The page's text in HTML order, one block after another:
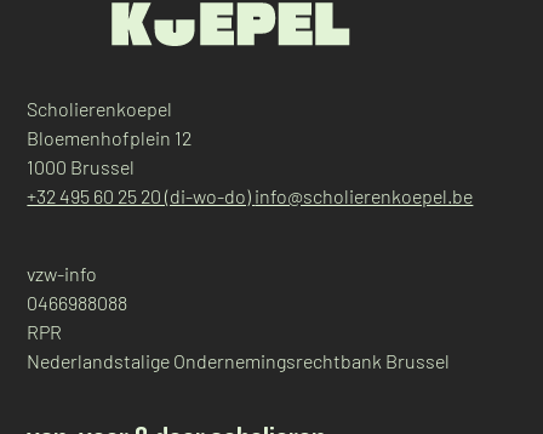
Scholierenkoepel
Bloemenhofplein 12
1000 Brussel
+32 495 60 25 20 (di-wo-do) info@scholierenkoepel.be
vzw-info
0466988088
RPR
Nederlandstalige Ondernemingsrechtbank Brussel